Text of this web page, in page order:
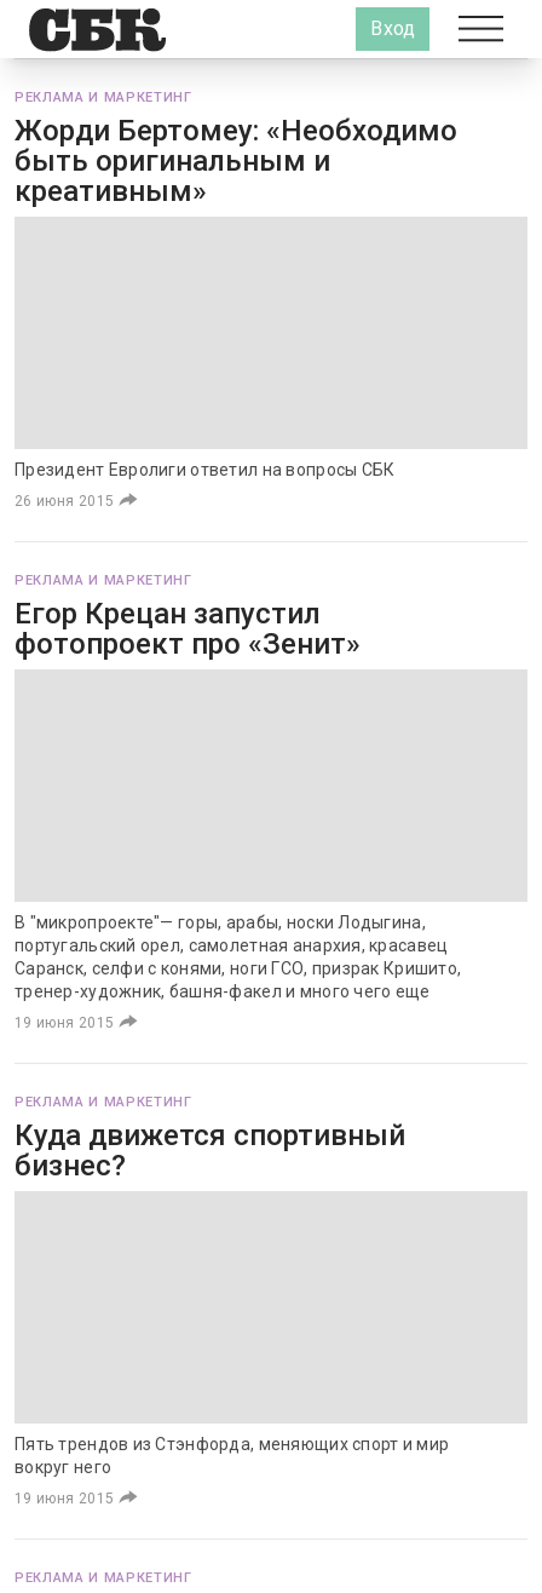
Вход
РЕКЛАМА И МАРКЕТИНГ
Жорди Бертомеу: «Необходимо
быть оригинальным и
креативным»
Президент Евролиги ответил на вопросы СБК
26 июня 2015
РЕКЛАМА И МАРКЕТИНГ
Егор Крецан запустил
фотопроект про «Зенит»
В "микропроекте"— горы, арабы, носки Лодыгина,
португальский орел, самолетная анархия, красавец
Саранск, селфи с конями, ноги ГСО, призрак Кришито,
тренер-художник, башня-факел и много чего еще
19 июня 2015
РЕКЛАМА И МАРКЕТИНГ
Куда движется спортивный
бизнес?
​Пять трендов из Стэнфорда, меняющих спорт и мир
вокруг него
19 июня 2015
РЕКЛАМА И МАРКЕТИНГ